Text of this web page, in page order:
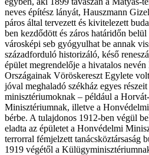
neves építész lányát, Hauszmann
páros által tervezett és kivitelezett
ben kezdődött és záros határidőn
városképi seb gyógyulhat be annak
századforduló historizáló, késő
épület megrendelője a hivatalos
Országainak Vöröskereszt Egylete
jóval meghaladó székház egyes
minisztériumoknak – például a
Minisztériumnak, illetve a
bérbe. A tulajdonos 1912-ben végül
eladta az épületet a Honvédelmi
terrorral fémjelzett tanácsköztársaság
1919 végétől a